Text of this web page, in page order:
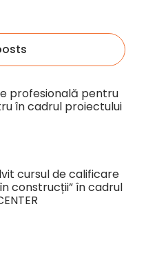
profesională pentru
în cadrul proiectului
cursul de calificare
construcții” în cadrul